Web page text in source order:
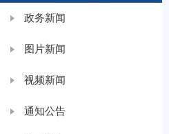
政务新闻
图片新闻
视频新闻
通知公告